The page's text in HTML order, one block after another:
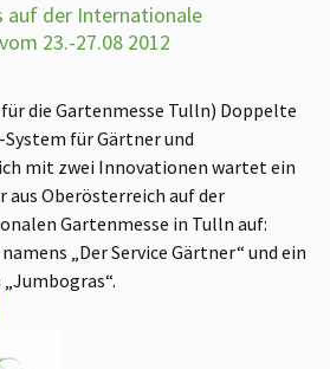
auf der Internationale
23.-27.08 2012
die Gartenmesse Tulln) Doppelte
für Gärtner und
mit zwei Innovationen wartet ein
Oberösterreich auf der
Gartenmesse in Tulln auf:
„Der Service Gärtner“ und ein